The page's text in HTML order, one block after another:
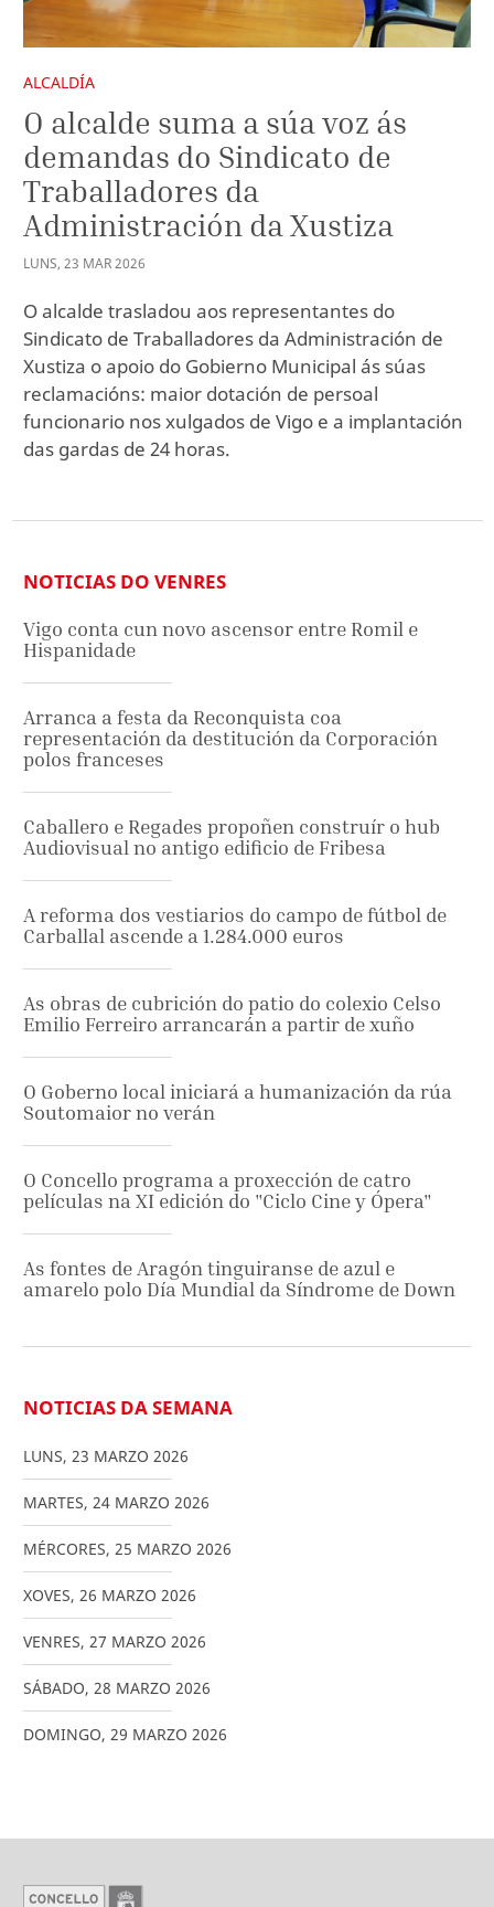
ALCALDÍA
O alcalde suma a súa voz ás
demandas do Sindicato de
Traballadores da
Administración da Xustiza
LUNS, 23 MAR2026
O alcalde trasladou aos representantes do
Sindicato de Traballadores da Administración de
Xustiza o apoio do Gobierno Municipal ás súas
reclamacións: maior dotación de persoal
funcionario nos xulgados de Vigo e a implantación
das gardas de 24 horas.
NOTICIAS DO VENRES
Vigo conta cun novo ascensor entre Romil e
Hispanidade
Arranca a festa da Reconquista coa
representación da destitución da Corporación
polos franceses
Caballero e Regades propoñen construír o hub
Audiovisual no antigo edificio de Fribesa
A reforma dos vestiarios do campo de fútbol de
Carballal ascende a 1.284.000 euros
As obras de cubrición do patio do colexio Celso
Emilio Ferreiro arrancarán a partir de xuño
O Goberno local iniciará a humanización da rúa
Soutomaior no verán
O Concello programa a proxección de catro
películas na XI edición do "Ciclo Cine y Ópera"
As fontes de Aragón tinguiranse de azul e
amarelo polo Día Mundial da Síndrome de Down
NOTICIAS DA SEMANA
LUNS, 23 MARZO 2026
MARTES, 24 MARZO 2026
MÉRCORES, 25 MARZO 2026
XOVES, 26 MARZO 2026
VENRES, 27 MARZO 2026
SÁBADO, 28 MARZO 2026
DOMINGO, 29 MARZO 2026